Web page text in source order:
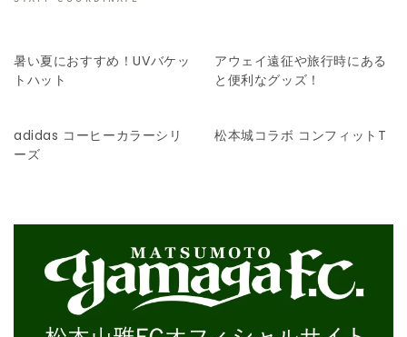
暑い夏におすすめ！UVバケッ
トハット
アウェイ遠征や旅行時にある
と便利なグッズ！
adidas コーヒーカラーシリ
ーズ
松本城コラボ コンフィットT